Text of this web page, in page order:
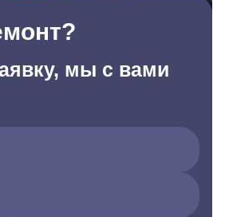
мы с вами